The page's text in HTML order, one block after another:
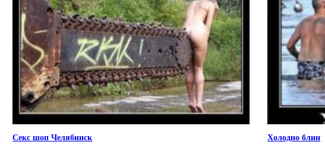
Секс шоп Челябинск Холодно блин